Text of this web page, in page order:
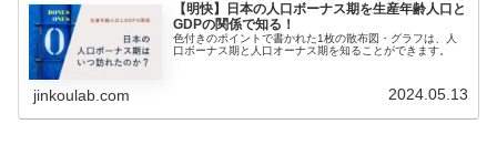
【明快】日本の人口ボーナス期を生産年齢人口と
GDPの関係で知る！
色付きのポイントで書かれた1枚の散布図・グラフは、人
口ボーナス期と人口オーナス期を知ることができます。
jinkoulab.com 2024.05.13